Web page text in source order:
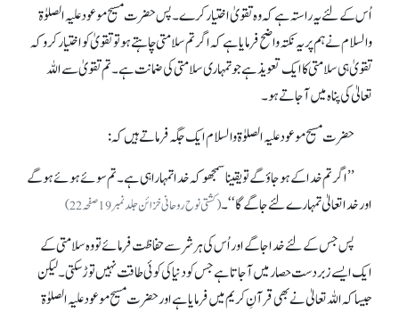
اُس کے لئے یہ راستہ ہے کہ وہ تقویٰ اختیار کرے۔ پس حضرت مسیح موعود علیہ الصلوٰۃ
والسلام نے ہم پر یہ نکتہ واضح فرمایا ہے کہ اگر تم سلامتی چاہتے ہو تو تقویٰ کو اختیار کرو کہ
تقویٰ ہی سلامتی کا ایک تعویذ ہے جو تمہاری سلامتی کی ضمانت ہے۔ تم تقویٰ سے اللہ
تعالیٰ کی پناہ میں آ جاتے ہو۔
حضرت مسیح موعود علیہ الصلوٰۃ والسلام ایک جگہ فرماتے ہیں کہ:
’’اگر تم خدا کے ہو جاؤ گے تو یقینا سمجھو کہ خدا تمہارا ہی ہے۔ تم سوئے ہوئے ہو گے
اور خدا تعالیٰ تمہارے لئے جاگے گا‘‘۔(کشتی نوح روحانی خزائن جلد نمبر19صفحہ22)
پس جس کے لئے خدا جاگے اور اُس کی ہر شر سے حفاظت فرمائے تو وہ سلامتی کے
ایک ایسے زبردست حصارمیں آ جاتا ہے جس کو دنیاکی کوئی طاقت نہیں توڑ سکتی۔ لیکن
جیسا کہ اللہ تعالیٰ نے بھی قرآنِ کریم میں فرمایا ہے اور حضرت مسیح موعود علیہ الصلوٰۃ